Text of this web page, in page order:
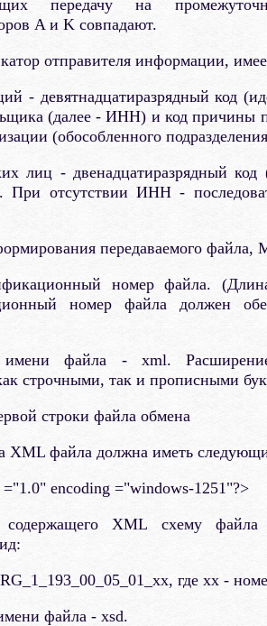
передачу на
A и K совпадают.
отправителя информации,
- девятнадцатиразрядный код
(далее - ИНН) и код причины
(обособленного
лиц - двенадцатиразрядный
При отсутствии ИНН -
передаваемого файла,
номер файла.
номер файла должен
имени файла - xml.
строчными, так и прописными
строки файла обмена
XML файла должна иметь
encoding ="windows-1251"?>
XML схему файла
где xx -
файла - xsd.